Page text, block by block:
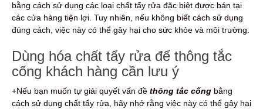
bằng cách sử dụng các loại chất tẩy rửa đặc biệt được bán tại
các cửa hàng tiện lợi. Tuy nhiên, nếu không biết cách sử dụng
đúng cách, việc này có thể gây hại cho sức khỏe và môi trường.
Dùng hóa chất tẩy rửa để thông tắc
cống khách hàng cần lưu ý
+Nếu bạn muốn tự giải quyết vấn đề thông tắc cống bằng
cách sử dụng chất tẩy rửa, hãy nhớ rằng việc này có thể gây hại